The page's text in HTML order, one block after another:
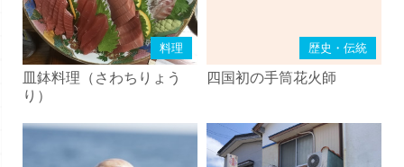
料理
皿鉢料理（さわちりょう
り）
歴史・伝統
四国初の手筒花火師